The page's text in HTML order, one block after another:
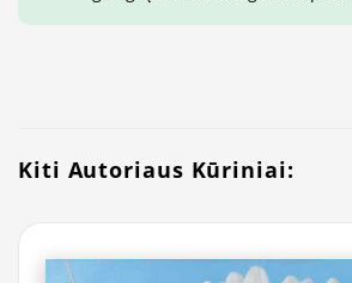
Kiti Autoriaus Kūriniai: